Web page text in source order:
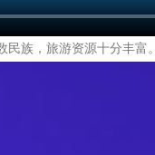
族，旅游资源十分丰富。